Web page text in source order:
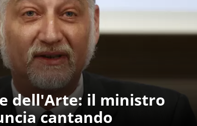
dell'Arte: il ministro
cantando